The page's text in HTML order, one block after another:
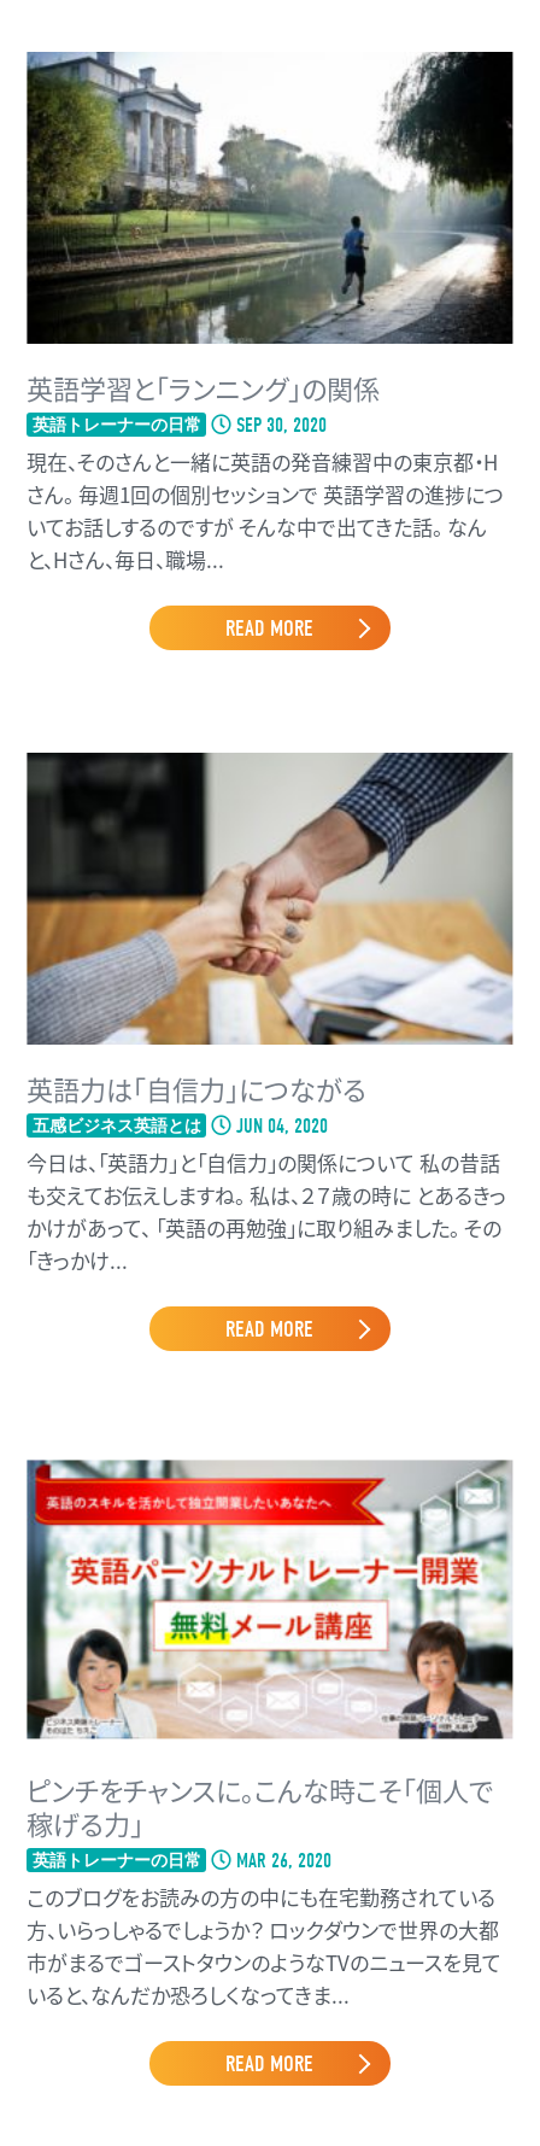
英語学習と「ランニング」の関係
英語トレーナーの日常 SEP 30, 2020
現在、そのさんと一緒に英語の発音練習中の東京都・H
さん。 毎週1回の個別セッションで 英語学習の進捗につ
いてお話しするのですが そんな中で出てきた話。 なん
と、Hさん、毎日、職場...
READ MORE
英語力は「自信力」につながる
五感ビジネス英語とは JUN 04, 2020
今日は、「英語力」と「自信力」の関係について 私の昔話
も交えてお伝えしますね。 私は、２７歳の時に とあるきっ
かけがあって、 「英語の再勉強」に取り組みました。 その
「きっかけ...
READ MORE
ピンチをチャンスに。こんな時こそ「個人で
稼げる力」
英語トレーナーの日常 MAR 26, 2020
このブログをお読みの方の中にも在宅勤務されている
方、いらっしゃるでしょうか？ ロックダウンで世界の大都
市がまるでゴーストタウンのようなTVのニュースを見て
いると、なんだか恐ろしくなってきま...
READ MORE